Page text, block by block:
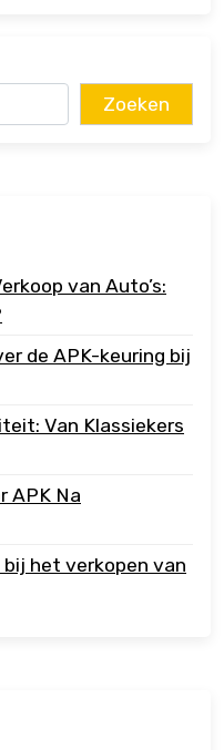
Zoeken
van Auto’s:
de APK-keuring bij
Van Klassiekers
APK Na
het verkopen van